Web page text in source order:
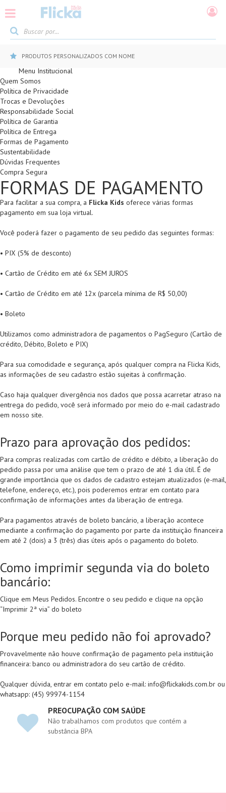
PRODUTOS PERSONALIZADOS COM NOME
Menu Institucional
Quem Somos
Política de Privacidade
Trocas e Devoluções
Responsabilidade Social
Política de Garantia
Política de Entrega
Formas de Pagamento
Sustentabilidade
Dúvidas Frequentes
Compra Segura
FORMAS DE PAGAMENTO
Para facilitar a sua compra, a Flicka Kids oferece várias formas
pagamento em sua loja virtual.
Você poderá fazer o pagamento de seu pedido das seguintes formas:
• PIX (5% de desconto)
• Cartão de Crédito em até 6x SEM JUROS
• Cartão de Crédito em até 12x (parcela mínima de R$ 50,00)
• Boleto
Utilizamos como administradora de pagamentos o PagSeguro (Cartão de
crédito, Débito, Boleto e PIX)
Para sua comodidade e segurança, após qualquer compra na Flicka Kids,
as informações de seu cadastro estão sujeitas à confirmação.
Caso haja qualquer divergência nos dados que possa acarretar atraso na
entrega do pedido, você será informado por meio do e-mail cadastrado
em nosso site.
Prazo para aprovação dos pedidos:
Para compras realizadas com cartão de crédito e débito, a liberação do
pedido passa por uma análise que tem o prazo de até 1 dia útil. É de
grande importância que os dados de cadastro estejam atualizados (e-mail,
telefone, endereço, etc.), pois poderemos entrar em contato para
confirmação de informações antes da liberação de entrega.
Para pagamentos através de boleto bancário, a liberação acontece
mediante a confirmação do pagamento por parte da instituição financeira
em até 2 (dois) a 3 (três) dias úteis após o pagamento do boleto.
Como imprimir segunda via do boleto
bancário:
Clique em Meus Pedidos. Encontre o seu pedido e clique na opção
“Imprimir 2ª via” do boleto
Porque meu pedido não foi aprovado?
Provavelmente não houve confirmação de pagamento pela instituição
financeira: banco ou administradora do seu cartão de crédito.
Qualquer dúvida, entrar em contato pelo e-mail: info@flickakids.com.br ou
whatsapp: (45) 99974-1154
PREOCUPAÇÃO COM SAÚDE
Não trabalhamos com produtos que contém a
substância BPA